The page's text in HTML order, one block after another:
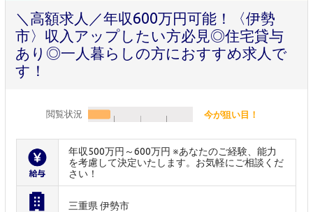
＼高額求人／年収600万円可能！〈伊勢
市〉収入アップしたい方必見◎住宅貸与
あり◎一人暮らしの方におすすめ求人で
す！
閲覧状況 今が狙い目！
年収500万円～600万円 ※あなたのご経験、能力
を考慮して決定いたします。お気軽にご相談くだ
さい！
三重県 伊勢市